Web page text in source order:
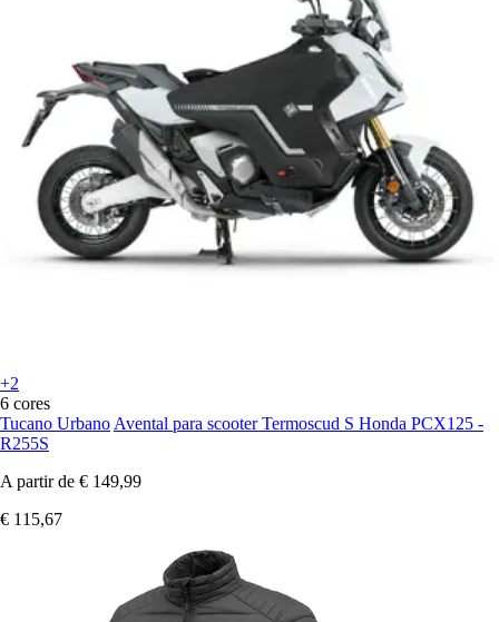
+2
6 cores
Tucano Urbano Avental para scooter Termoscud S Honda PCX125 -
R255S
A partir de € 149,99
€ 115,67